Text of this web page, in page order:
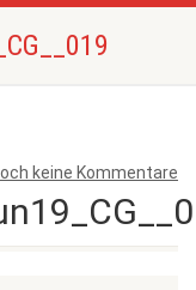
keine Kommentare